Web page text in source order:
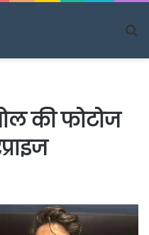
की फोटोज